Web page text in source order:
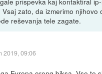
zato, da izmerimo njihovo
reševanja tele zagate.
2019, 09:06